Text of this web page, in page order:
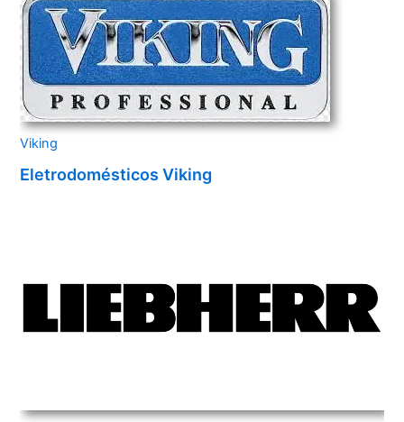
Viking
Eletrodomésticos Viking